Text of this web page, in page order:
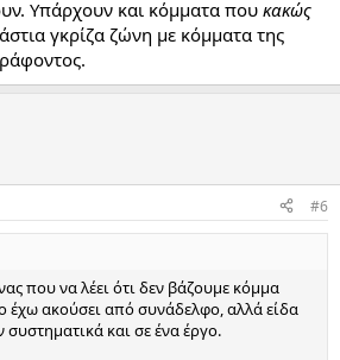
Υπάρχουν και κόμματα που κακώς
γκρίζα ζώνη με κόμματα της
#6
που να λέει ότι δεν βάζουμε κόμμα
έχω ακούσει από συνάδελφο, αλλά είδα
και σε ένα έργο.